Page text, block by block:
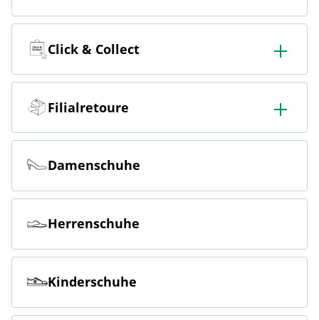
In der Filiale bestellen & in die Filiale oder nach Hause
liefern lassen.
Click & Collect
Online bestellen & kostenlos in der Filiale abholen.
Filialretoure
Online bestellen & kostenlos in der Filiale zurückgeben.
Damenschuhe
Herrenschuhe
Kinderschuhe